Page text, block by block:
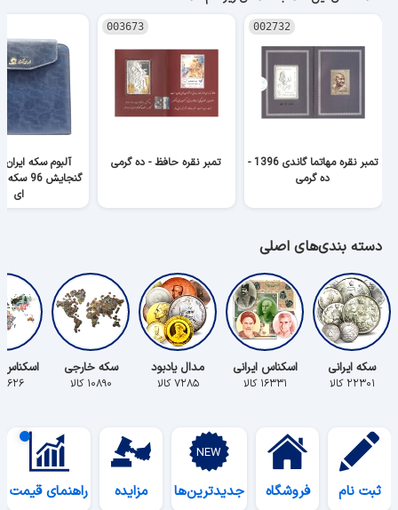
002732
تمبر نقره مهاتما گاندی 1396 -
ده گرمی
003673
تمبر نقره حافظ - ده گرمی
آلبوم سکه ایران
گنجایش
ای
دسته بندی‌های اصلی
سکه ایرانی
۲۲۳۰۱ کالا
اسکناس ایرانی
۱۶۳۳۱ کالا
مدال یادبود
۷۲۸۵ کالا
سکه خارجی
۱۰۸۹۰ کالا ۵۶۲۶ کالا
ثبت نام فروشگاه جدیدترین‌ها مزایده راهنمای قیمت